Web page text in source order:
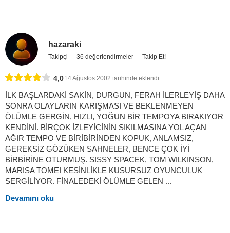
hazaraki
Takipçi 36 değerlendirmeler Takip Et!
4,014 Ağustos 2002 tarihinde eklendi
İLK BAŞLARDAKİ SAKİN, DURGUN, FERAH İLERLEYİŞ DAHA
SONRA OLAYLARIN KARIŞMASI VE BEKLENMEYEN
ÖLÜMLE GERGİN, HIZLI, YOĞUN BİR TEMPOYA BIRAKIYOR
KENDİNİ. BİRÇOK İZLEYİCİNİN SIKILMASINA YOL AÇAN
AĞIR TEMPO VE BİRİBİRİNDEN KOPUK, ANLAMSIZ,
GEREKSİZ GÖZÜKEN SAHNELER, BENCE ÇOK İYİ
BİRBİRİNE OTURMUŞ. SISSY SPACEK, TOM WILKINSON,
MARISA TOMEI KESİNLİKLE KUSURSUZ OYUNCULUK
SERGİLİYOR. FİNALEDEKİ ÖLÜMLE GELEN ...
Devamını oku